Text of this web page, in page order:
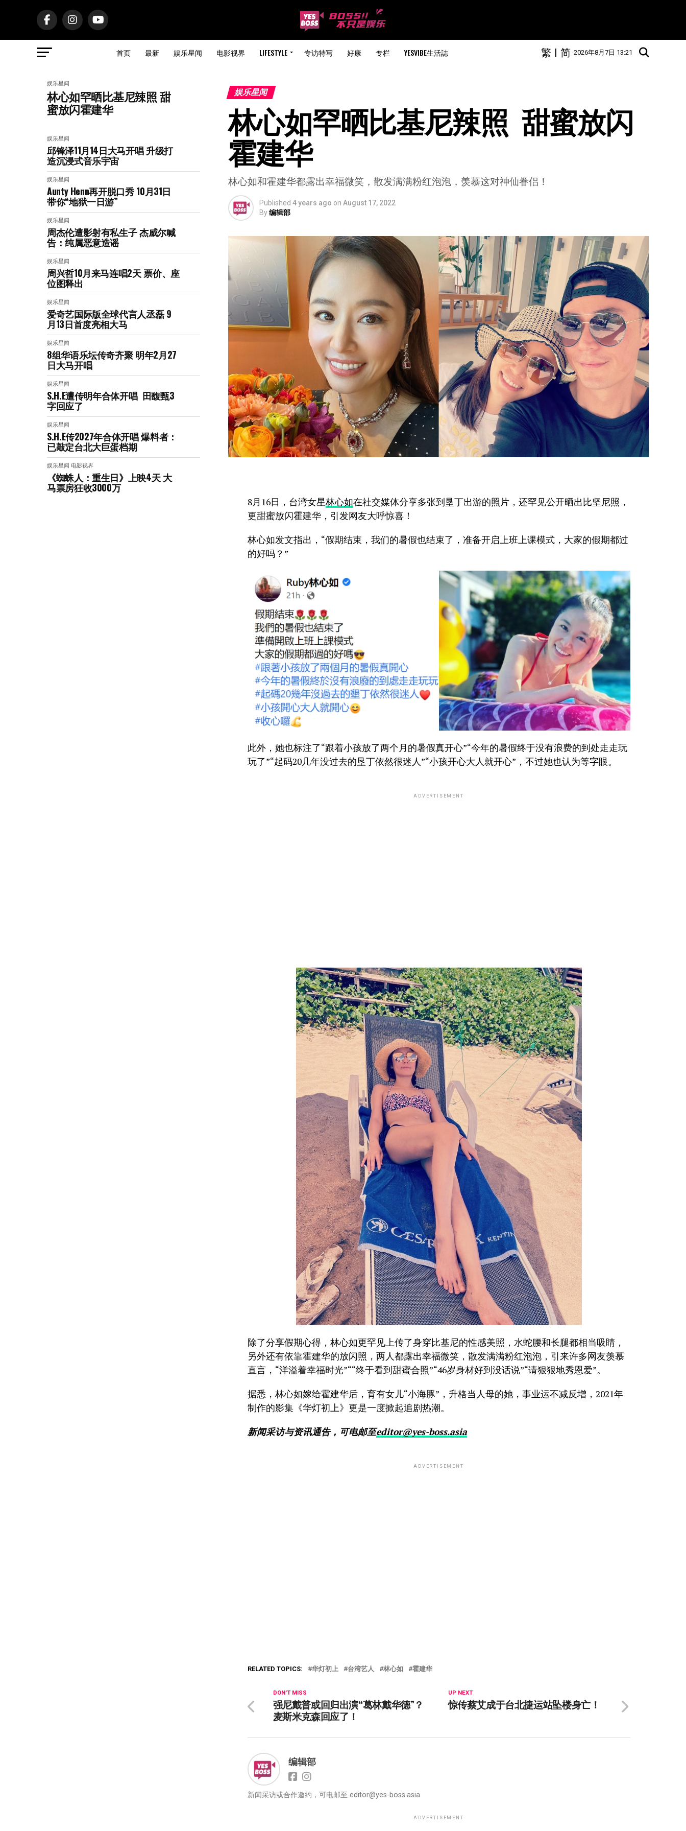
首页 最新 娱乐星闻 电影视界 LIFESTYLE 专访特写 好康 专栏 YESVIBE生活誌 2026年8月7日 13:21
简
|
繁
娱乐星闻
林心如罕晒比基尼辣照 甜
蜜放闪霍建华
娱乐星闻
邱锋泽11月14日大马开唱 升级打
造沉浸式音乐宇宙
娱乐星闻
Aunty Henn再开脱口秀 10月31日
带你“地狱一日游”
娱乐星闻
周杰伦遭影射有私生子 杰威尔喊
告：纯属恶意造谣
娱乐星闻
周兴哲10月来马连唱2天 票价、座
位图释出
娱乐星闻
爱奇艺国际版全球代言人丞磊 9
月13日首度亮相大马
娱乐星闻
8组华语乐坛传奇⻬聚 明年2月27
日大马开唱
娱乐星闻
S.H.E遭传明年合体开唱 田馥甄3
字回应了
娱乐星闻
S.H.E传2027年合体开唱 爆料者：
已敲定台北大巨蛋档期
娱乐星闻 电影视界
《蜘蛛人：重生日》上映4天 大
马票房狂收3000万
娱乐星闻
林心如罕晒比基尼辣照  甜蜜放闪
霍建华
林心如和霍建华都露出幸福微笑，散发满满粉红泡泡，羡慕这对神仙眷侣！
Published 4 years ago on August 17, 2022
By编辑部
8月16日，台湾女星林心如在社交媒体分享多张到垦丁出游的照片，还罕见公开晒出比坚尼照，
更甜蜜放闪霍建华，引发网友大呼惊喜！
林心如发文指出，“假期结束，我们的暑假也结束了，准备开启上班上课模式，大家的假期都过
的好吗？”
此外，她也标注了“跟着小孩放了两个月的暑假真开心”“今年的暑假终于没有浪费的到处走走玩
玩了”“起码20几年没过去的垦丁依然很迷人”“小孩开心大人就开心”，不过她也认为等字眼。
ADVERTISEMENT
除了分享假期心得，林心如更罕见上传了身穿比基尼的性感美照，水蛇腰和长腿都相当吸睛，
另外还有依靠霍建华的放闪照，两人都露出幸福微笑，散发满满粉红泡泡，引来许多网友羡慕
直言，“洋溢着幸福时光”““终于看到甜蜜合照”“46岁身材好到没话说”“请狠狠地秀恩爱”。
据悉，林心如嫁给霍建华后，育有女儿“小海豚”，升格当人母的她，事业运不减反增，2021年
制作的影集《华灯初上》更是一度掀起追剧热潮。
新闻采访与资讯通告，可电邮至editor@yes-boss.asia
ADVERTISEMENT
RELATED TOPICS: 华灯初上 台湾艺人 林心如 霍建华
UP NEXT
惊传蔡艾成于台北捷运站坠楼身亡！
DON'T MISS
强尼戴普或回归出演“葛林戴华德”？
麦斯米克森回应了！
编辑部
新闻采访或合作邀约，可电邮至 editor@yes-boss.asia
ADVERTISEMENT